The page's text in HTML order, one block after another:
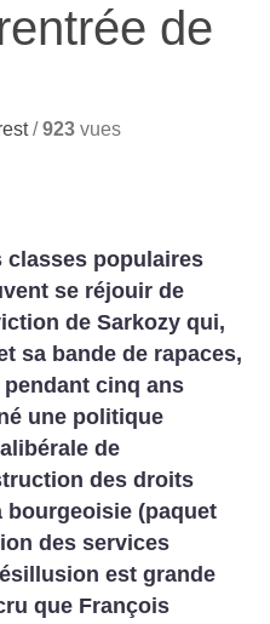
de
/923 vues
classes populaires
se réjouir de
de Sarkozy qui,
sa bande de rapaces,
cinq ans
une politique
de
des droits
bourgeoisie (paquet
des services
est grande
que François